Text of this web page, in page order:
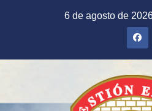
6 de agosto de